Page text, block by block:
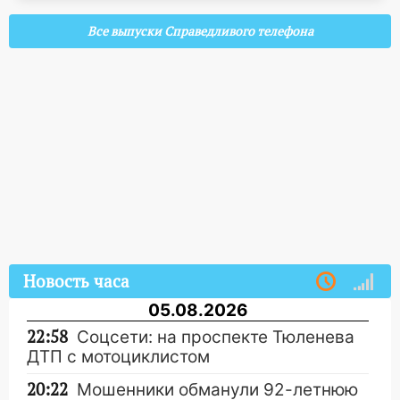
Все выпуски Справедливого телефона
Новость часа
05.08.2026
22:58 Соцсети: на проспекте Тюленева
ДТП с мотоциклистом
20:22 Мошенники обманули 92-летнюю